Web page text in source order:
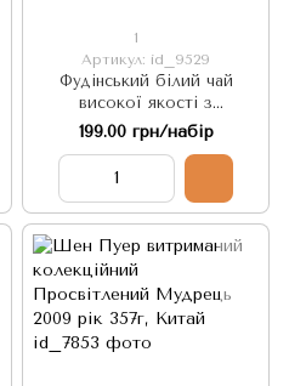
1
Артикул: id_9529
Фудінський білий чай
високої якості з
пелюстками троянди -
Красуня Піднебесної 5шт х
6г. Китай
199.00 грн/набір